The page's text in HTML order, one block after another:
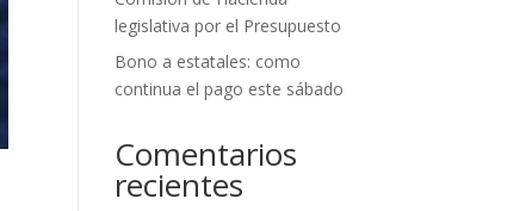
legislativa por el Presupuesto
Bono a estatales: como
continua el pago este sábado
Comentarios
recientes